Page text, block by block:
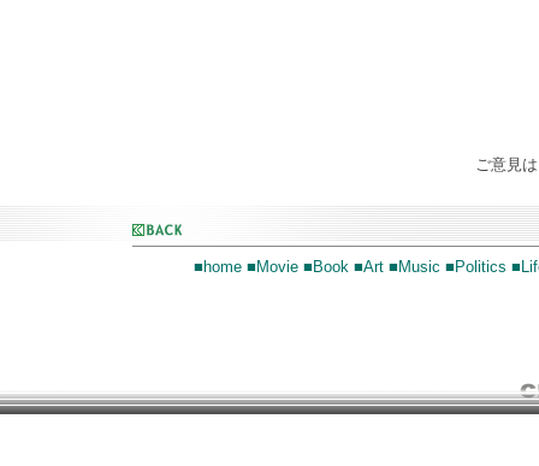
ご意見
■home ■Movie ■Book ■Art ■Music ■Politics